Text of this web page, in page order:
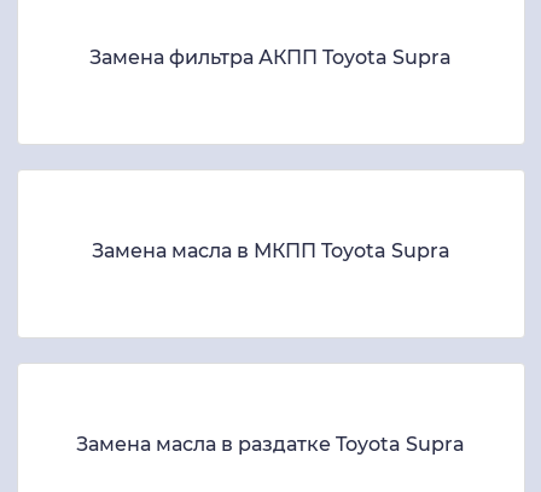
Замена фильтра АКПП Toyota Supra
Замена масла в МКПП Toyota Supra
Замена масла в раздатке Toyota Supra